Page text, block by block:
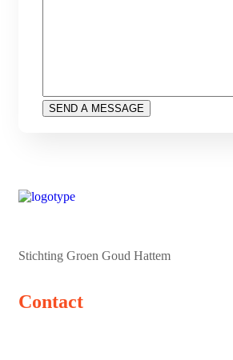
Stichting Groen Goud Hattem
Contact